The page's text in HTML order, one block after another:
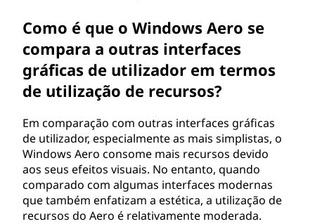
Como é que o Windows Aero se
compara a outras interfaces
gráficas de utilizador em termos
de utilização de recursos?
Em comparação com outras interfaces gráficas
de utilizador, especialmente as mais simplistas, o
Windows Aero consome mais recursos devido
aos seus efeitos visuais. No entanto, quando
comparado com algumas interfaces modernas
que também enfatizam a estética, a utilização de
recursos do Aero é relativamente moderada.